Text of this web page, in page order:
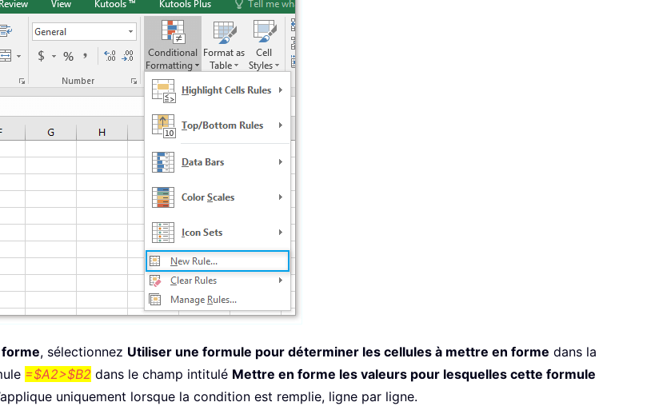
, sélectionnez Utiliser une formule pour déterminer les cellules à mettre en forme dans la
=$A2>$B2 dans le champ intitulé Mettre en forme les valeurs pour lesquelles cette formule
uniquement lorsque la condition est remplie, ligne par ligne.